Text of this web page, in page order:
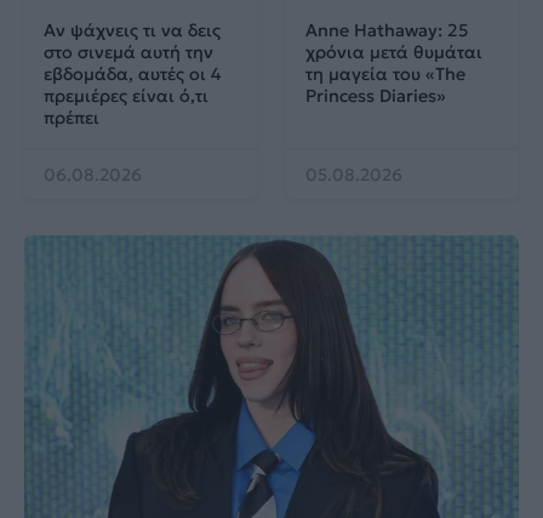
Αν ψάχνεις τι να δεις
στο σινεμά αυτή την
εβδομάδα, αυτές οι 4
πρεμιέρες είναι ό,τι
πρέπει
06.08.2026
Anne Hathaway: 25
χρόνια μετά θυμάται
τη μαγεία του «The
Princess Diaries»
05.08.2026